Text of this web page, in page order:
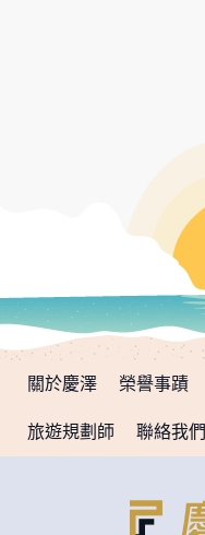
關於慶澤 榮譽事蹟
旅遊規劃師 聯絡我們